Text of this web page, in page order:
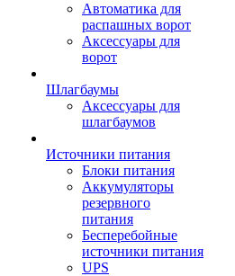
Автоматика для
распашных ворот
Аксессуары для
ворот
Шлагбаумы
Аксессуары для
шлагбаумов
Источники питания
Блоки питания
Аккумуляторы
резервного
питания
Бесперебойные
источники питания
UPS